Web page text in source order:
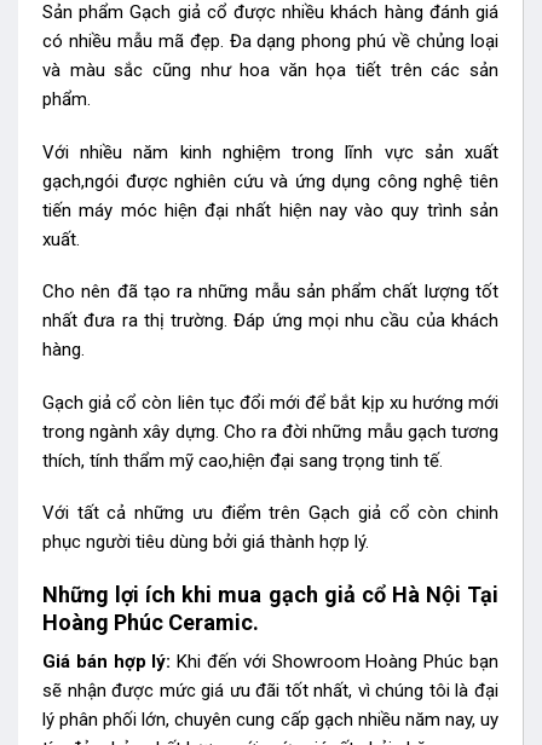
Sản phẩm Gạch giả cổ được nhiều khách hàng đánh giá
có nhiều mẫu mã đẹp. Đa dạng phong phú về chủng loại
và màu sắc cũng như hoa văn họa tiết trên các sản
phẩm.
Với nhiều năm kinh nghiệm trong lĩnh vực sản xuất
gạch,ngói được nghiên cứu và ứng dụng công nghệ tiên
tiến máy móc hiện đại nhất hiện nay vào quy trình sản
xuất.
Cho nên đã tạo ra những mẫu sản phẩm chất lượng tốt
nhất đưa ra thị trường. Đáp ứng mọi nhu cầu của khách
hàng.
Gạch giả cổ còn liên tục đổi mới để bắt kịp xu hướng mới
trong ngành xây dựng. Cho ra đời những mẫu gạch tương
thích, tính thẩm mỹ cao,hiện đại sang trọng tinh tế.
Với tất cả những ưu điểm trên Gạch giả cổ còn chinh
phục người tiêu dùng bởi giá thành hợp lý.
Những lợi ích khi mua gạch giả cổ Hà Nội Tại
Hoàng Phúc Ceramic.
Giá bán hợp lý:Khi đến với Showroom Hoàng Phúc bạn
sẽ nhận được mức giá ưu đãi tốt nhất, vì chúng tôi là đại
lý phân phối lớn, chuyên cung cấp gạch nhiều năm nay, uy